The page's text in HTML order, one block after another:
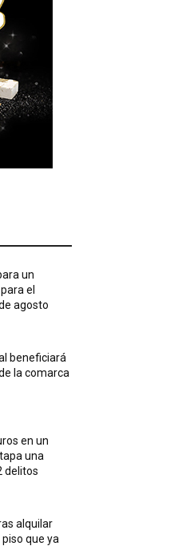
un
el
agosto
beneficiará
la comarca
en un
una
delitos
alquilar
que ya